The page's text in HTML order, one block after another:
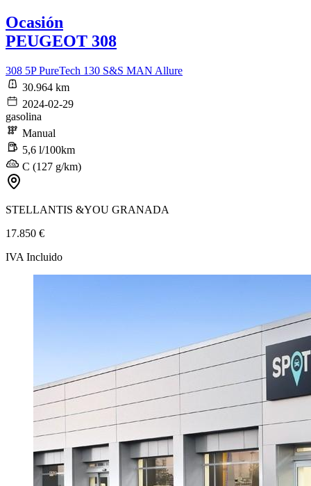
Ocasión
PEUGEOT 308
308 5P PureTech 130 S&S MAN Allure
30.964 km
2024-02-29
gasolina
Manual
5,6 l/100km
C (127 g/km)
STELLANTIS &YOU GRANADA
17.850 €
IVA Incluido